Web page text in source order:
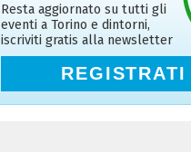
Resta aggiornato su tutti gli
eventi a Torino e dintorni,
iscriviti gratis alla newsletter
REGISTRATI